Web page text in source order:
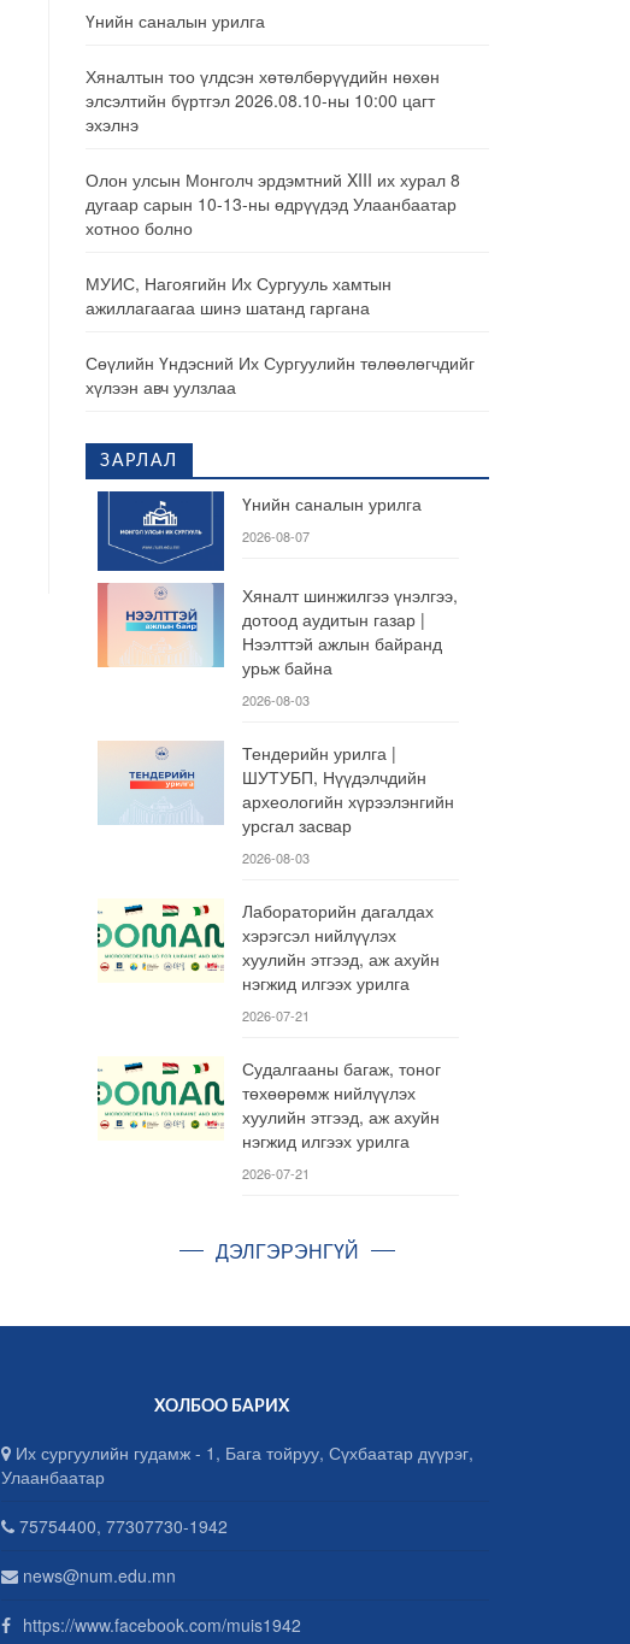
Үнийн саналын урилга
Хяналтын тоо үлдсэн хөтөлбөрүүдийн нөхөн
элсэлтийн бүртгэл 2026.08.10-ны 10:00 цагт
эхэлнэ
Олон улсын Монголч эрдэмтний XIII их хурал 8
дугаар сарын 10-13-ны өдрүүдэд Улаанбаатар
хотноо болно
МУИС, Нагоягийн Их Сургууль хамтын
ажиллагаагаа шинэ шатанд гаргана
Сөүлийн Үндэсний Их Сургуулийн төлөөлөгчдийг
хүлээн авч уулзлаа
ЗАРЛАЛ
Үнийн саналын урилга
2026-08-07
Хяналт шинжилгээ үнэлгээ,
дотоод аудитын газар |
Нээлттэй ажлын байранд
урьж байна
2026-08-03
Тендерийн урилга |
ШУТУБП, Нүүдэлчдийн
археологийн хүрээлэнгийн
урсгал засвар
2026-08-03
Лабораторийн дагалдах
хэрэгсэл нийлүүлэх
хуулийн этгээд, аж ахуйн
нэгжид илгээх урилга
2026-07-21
Судалгааны багаж, тоног
төхөөрөмж нийлүүлэх
хуулийн этгээд, аж ахуйн
нэгжид илгээх урилга
2026-07-21
ДЭЛГЭРЭНГҮЙ
ХОЛБОО БАРИХ
Их сургуулийн гудамж - 1, Бага тойруу, Сүхбаатар дүүрэг,
Улаанбаатар
75754400, 77307730-1942
news@num.edu.mn
https://www.facebook.com/muis1942